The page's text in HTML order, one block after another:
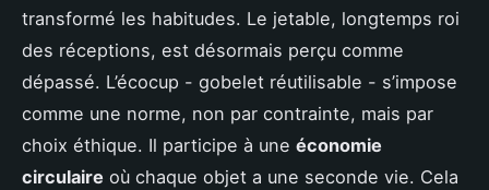
transformé les habitudes. Le jetable, longtemps roi
des réceptions, est désormais perçu comme
dépassé. L’écocup - gobelet réutilisable - s’impose
comme une norme, non par contrainte, mais par
choix éthique. Il participe à une économie
circulaire où chaque objet a une seconde vie. Cela